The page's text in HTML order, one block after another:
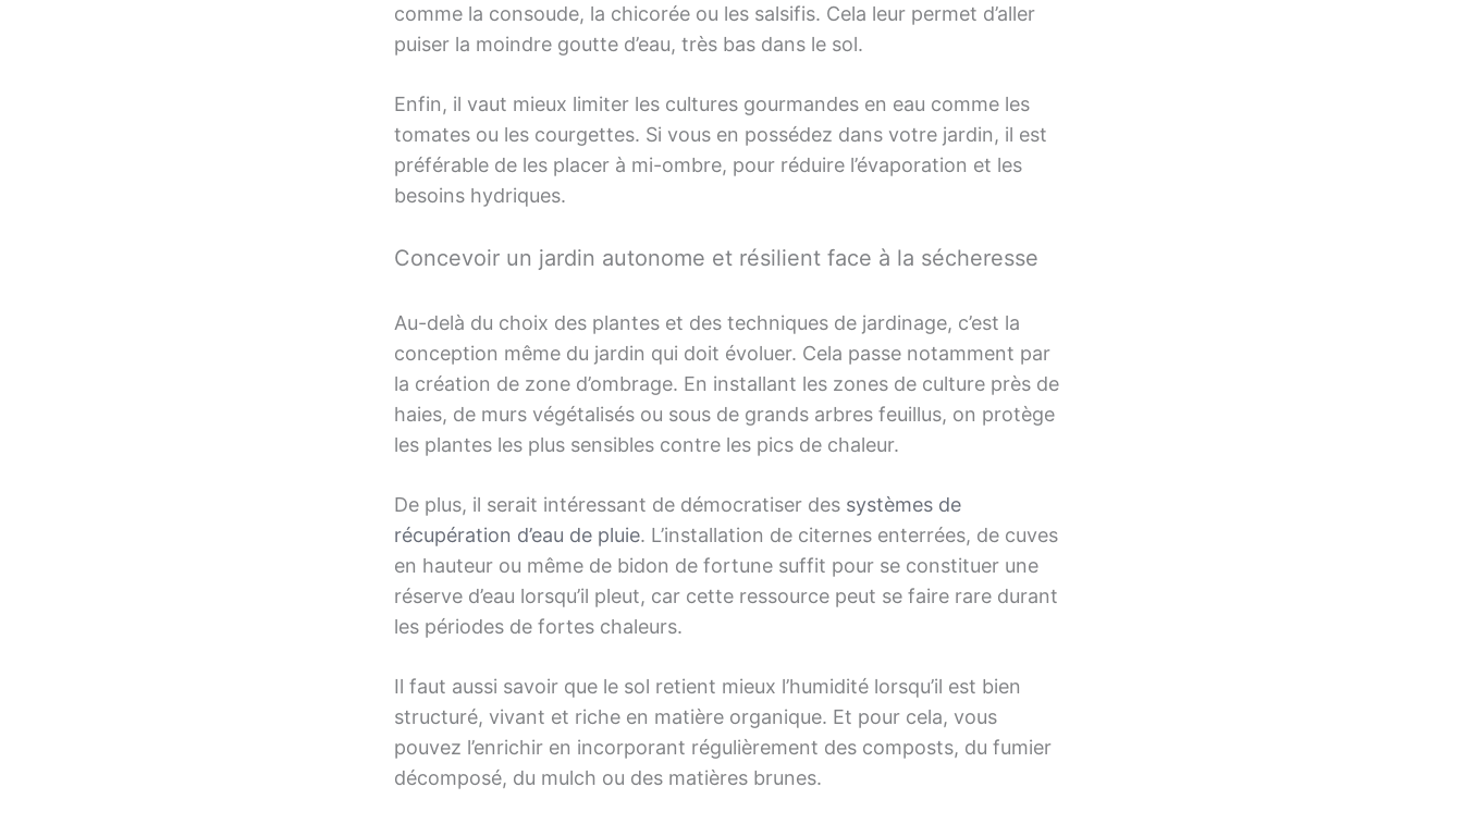
comme la consoude, la chicorée ou les salsifis. Cela leur permet d’aller
puiser la moindre goutte d’eau, très bas dans le sol.
Enfin, il vaut mieux limiter les cultures gourmandes en eau comme les
tomates ou les courgettes. Si vous en possédez dans votre jardin, il est
préférable de les placer à mi-ombre, pour réduire l’évaporation et les
besoins hydriques.
Concevoir un jardin autonome et résilient face à la sécheresse
Au-delà du choix des plantes et des techniques de jardinage, c’est la
conception même du jardin qui doit évoluer. Cela passe notamment par
la création de zone d’ombrage. En installant les zones de culture près de
haies, de murs végétalisés ou sous de grands arbres feuillus, on protège
les plantes les plus sensibles contre les pics de chaleur.
De plus, il serait intéressant de démocratiser des systèmes de
récupération d’eau de pluie. L’installation de citernes enterrées, de cuves
en hauteur ou même de bidon de fortune suffit pour se constituer une
réserve d’eau lorsqu’il pleut, car cette ressource peut se faire rare durant
les périodes de fortes chaleurs.
Il faut aussi savoir que le sol retient mieux l’humidité lorsqu’il est bien
structuré, vivant et riche en matière organique. Et pour cela, vous
pouvez l’enrichir en incorporant régulièrement des composts, du fumier
décomposé, du mulch ou des matières brunes.